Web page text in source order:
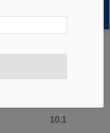
5.1
6.1
10.1